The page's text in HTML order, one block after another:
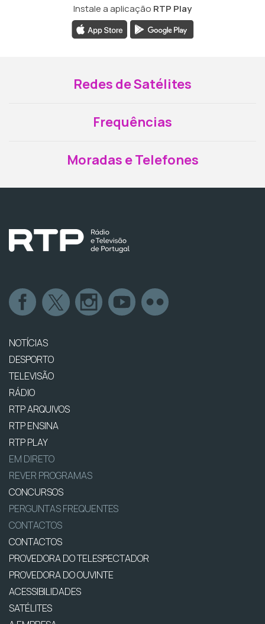
Instale a aplicação RTP Play
Redes de Satélites
Frequências
Moradas e Telefones
NOTÍCIAS
DESPORTO
TELEVISÃO
RÁDIO
RTP ARQUIVOS
RTP ENSINA
RTP PLAY
EM DIRETO
REVER PROGRAMAS
CONCURSOS
PERGUNTAS FREQUENTES
CONTACTOS
CONTACTOS
PROVEDORA DO TELESPECTADOR
PROVEDORA DO OUVINTE
ACESSIBILIDADES
SATÉLITES